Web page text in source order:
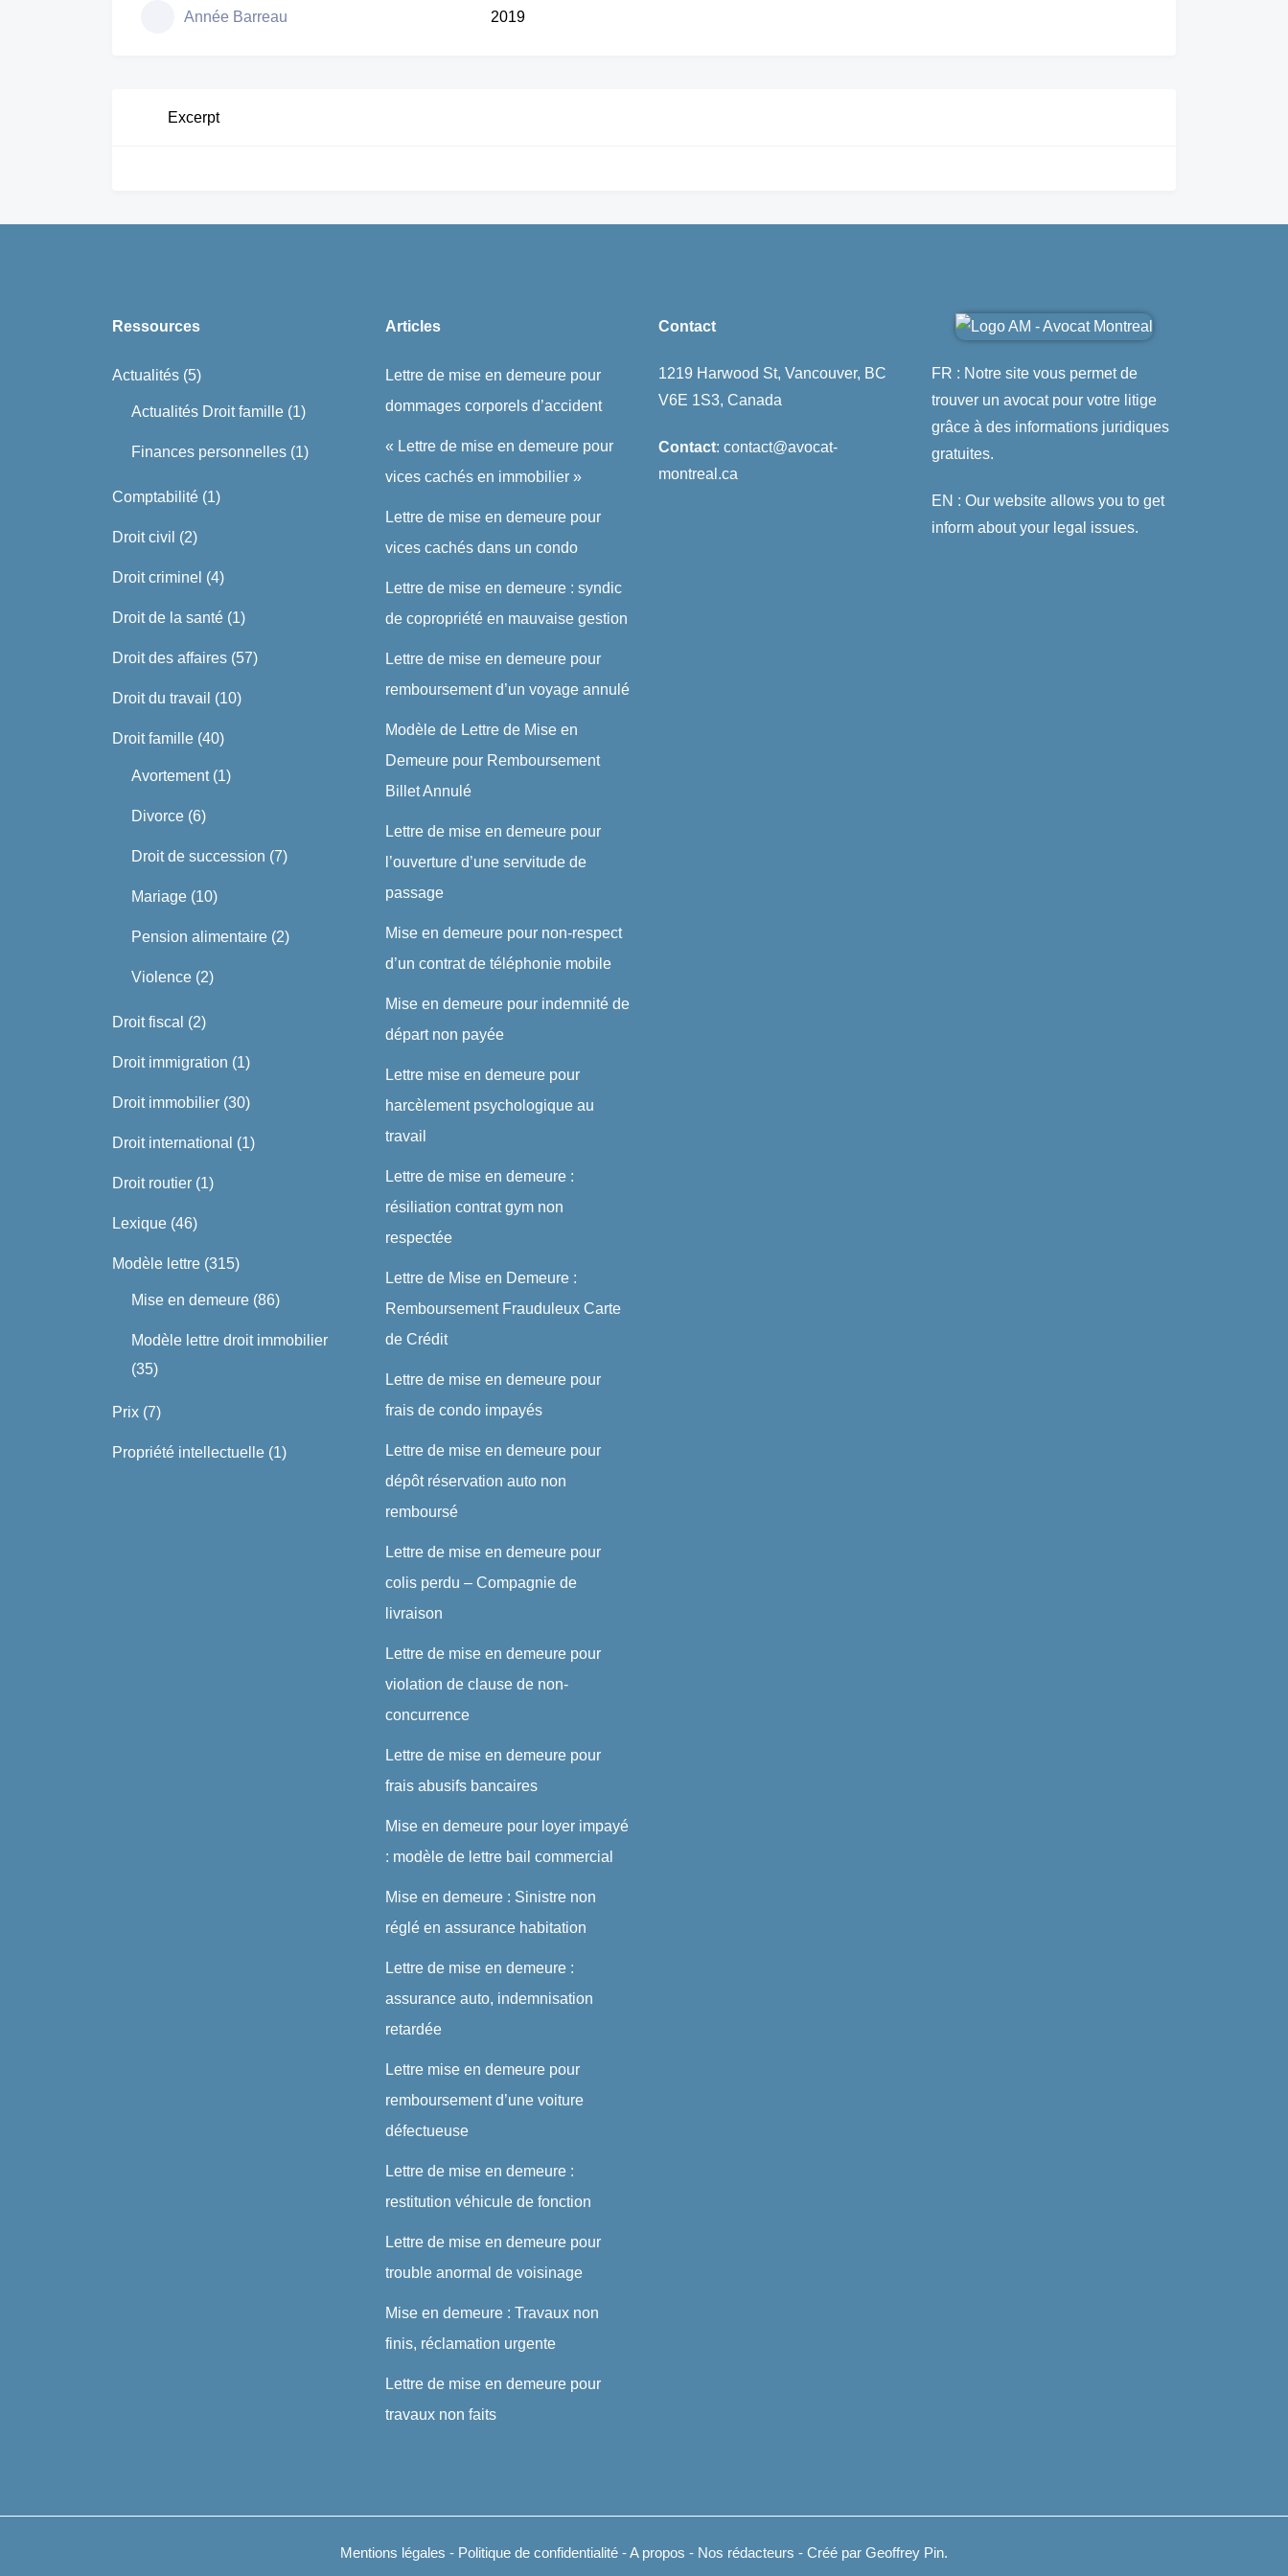
Année Barreau 2019
Excerpt
Ressources
Actualités (5)
Actualités Droit famille (1)
Finances personnelles (1)
Comptabilité (1)
Droit civil (2)
Droit criminel (4)
Droit de la santé (1)
Droit des affaires (57)
Droit du travail (10)
Droit famille (40)
Avortement(1)
Divorce (6)
Droit de succession (7)
Mariage (10)
Pension alimentaire (2)
Violence (2)
Droit fiscal (2)
Droit immigration (1)
Droit immobilier (30)
Droit international (1)
Droit routier (1)
Lexique (46)
Modèle lettre (315)
Mise en demeure (86)
Modèle lettre droit immobilier
(35)
Prix (7)
Propriété intellectuelle (1)
Articles
Lettre de mise en demeure pour
dommages corporels d’accident
« Lettre de mise en demeure pour
vices cachés en immobilier »
Lettre de mise en demeure pour
vices cachés dans un condo
Lettre de mise en demeure : syndic
de copropriété en mauvaise gestion
Lettre de mise en demeure pour
remboursement d’un voyage annulé
Modèle de Lettre de Mise en
Demeure pour Remboursement
Billet Annulé
Lettre de mise en demeure pour
l’ouverture d’une servitude de
passage
Mise en demeure pour non-respect
d’un contrat de téléphonie mobile
Mise en demeure pour indemnité de
départ non payée
Lettre mise en demeure pour
harcèlement psychologique au
travail
Lettre de mise en demeure :
résiliation contrat gym non
respectée
Lettre de Mise en Demeure :
Remboursement Frauduleux Carte
de Crédit
Lettre de mise en demeure pour
frais de condo impayés
Lettre de mise en demeure pour
dépôt réservation auto non
remboursé
Lettre de mise en demeure pour
colis perdu – Compagnie de
livraison
Lettre de mise en demeure pour
violation de clause de non-
concurrence
Lettre de mise en demeure pour
frais abusifs bancaires
Mise en demeure pour loyer impayé
: modèle de lettre bail commercial
Mise en demeure : Sinistre non
réglé en assurance habitation
Lettre de mise en demeure :
assurance auto, indemnisation
retardée
Lettre mise en demeure pour
remboursement d’une voiture
défectueuse
Lettre de mise en demeure :
restitution véhicule de fonction
Lettre de mise en demeure pour
trouble anormal de voisinage
Mise en demeure : Travaux non
finis, réclamation urgente
Lettre de mise en demeure pour
travaux non faits
Contact
1219 Harwood St, Vancouver, BC
V6E 1S3, Canada
Contact: contact@avocat-
montreal.ca
FR : Notre site vous permet de
trouver un avocat pour votre litige
grâce à des informations juridiques
gratuites.
EN : Our website allows you to get
inform about your legal issues.
Mentions légales - Politique de confidentialité -A propos - Nos rédacteurs - Créé par Geoffrey Pin.